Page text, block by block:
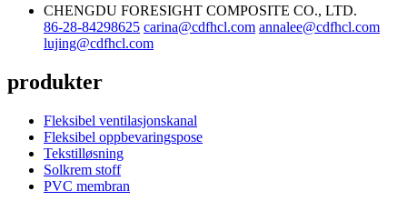
CHENGDU FORESIGHT COMPOSITE CO., LTD.
86-28-84298625 carina@cdfhcl.com annalee@cdfhcl.com
lujing@cdfhcl.com
produkter
Fleksibel ventilasjonskanal
Fleksibel oppbevaringspose
Tekstilløsning
Solkrem stoff
PVC membran